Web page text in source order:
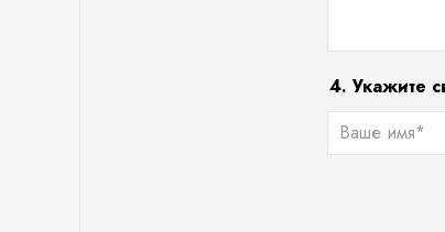
4. Укажите